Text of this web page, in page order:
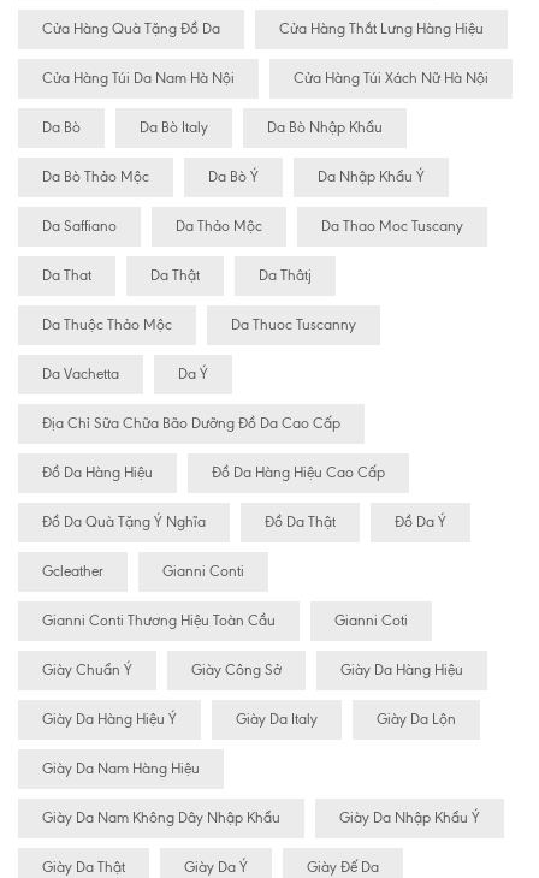
Cửa Hàng Quà Tặng Đồ Da Cửa Hàng Thắt Lưng Hàng Hiệu
Cửa Hàng Túi Da Nam Hà Nội Cửa Hàng Túi Xách Nữ Hà Nội
Da Bò Da Bò Italy Da Bò Nhập Khẩu
Da Bò Thảo Mộc Da Bò Ý Da Nhập Khẩu Ý
Da Saffiano Da Thảo Mộc Da Thao Moc Tuscany
Da That Da Thật Da Thâtj
Da Thuộc Thảo Mộc Da Thuoc Tuscanny
Da Vachetta Da Ý
Địa Chỉ Sữa Chữa Bão Dưỡng Đồ Da Cao Cấp
Đồ Da Hàng Hiệu Đồ Da Hàng Hiệu Cao Cấp
Đồ Da Quà Tặng Ý Nghĩa Đồ Da Thật Đồ Da Ý
Gcleather Gianni Conti
Gianni Conti Thương Hiệu Toàn Cầu Gianni Coti
Giày Chuẩn Ý Giày Công Sở Giày Da Hàng Hiệu
Giày Da Hàng Hiệu Ý Giày Da Italy Giày Da Lộn
Giày Da Nam Hàng Hiệu
Giày Da Nam Không Dây Nhập Khẩu Giày Da Nhập Khẩu Ý
Giày Da Thật Giày Da Ý Giày Đế Da